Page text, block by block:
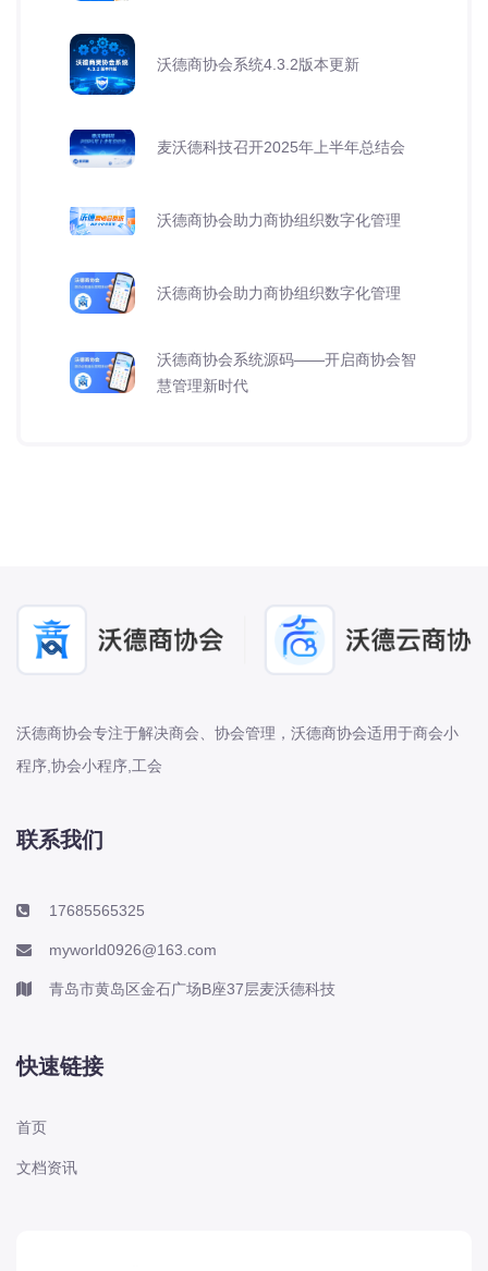
沃德商协会系统4.3.2版本更新
麦沃德科技召开2025年上半年总结会
沃德商协会助力商协组织数字化管理
沃德商协会助力商协组织数字化管理
沃德商协会系统源码——开启商协会智
慧管理新时代
沃德商协会专注于解决商会、协会管理，沃德商协会适用于商会小
程序,协会小程序,工会
联系我们
17685565325
myworld0926@163.com
青岛市黄岛区金石广场B座37层麦沃德科技
快速链接
首页
文档资讯